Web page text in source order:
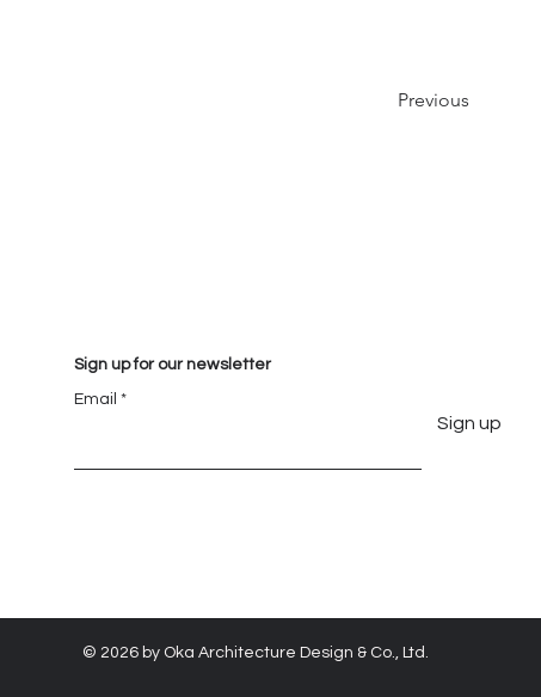
Previous
Sign up for our newsletter
Email
Sign up
© 2026 by Oka Architecture Design & Co., Ltd.